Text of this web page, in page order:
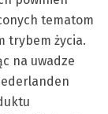
tematom
trybem życia.
na uwadze